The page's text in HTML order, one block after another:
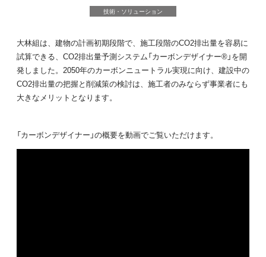
技術・ソリューション
大林組は、建物の計画初期段階で、施工段階のCO2排出量を容易に
試算できる、CO2排出量予測システム「カーボンデザイナー®」を開
発しました。2050年のカーボンニュートラル実現に向け、建設中の
CO2排出量の把握と削減策の検討は、施工者のみならず事業者にも
大きなメリットとなります。
「カーボンデザイナー」の概要を動画でご覧いただけます。